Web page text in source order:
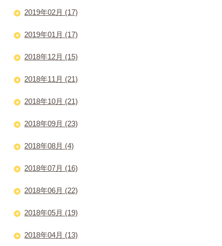
2019年02月 (17)
2019年01月 (17)
2018年12月 (15)
2018年11月 (21)
2018年10月 (21)
2018年09月 (23)
2018年08月 (4)
2018年07月 (16)
2018年06月 (22)
2018年05月 (19)
2018年04月 (13)